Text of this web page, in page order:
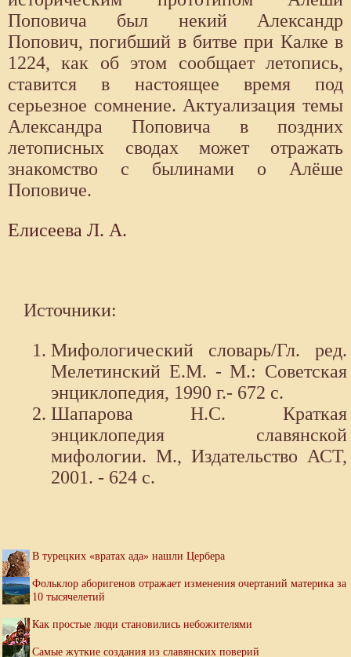
Поповича был некий Александр
Попович, погибший в битве при Калке в
1224, как об этом сообщает летопись,
ставится в настоящее время под
серьезное сомнение. Актуализация темы
Александра Поповича в поздних
летописных сводах может отражать
знакомство с былинами о Алёше
Поповиче.
Елисеева Л. А.
Источники:
Мифологический словарь/Гл. ред.
Мелетинский Е.М. - М.: Советская
энциклопедия, 1990 г.- 672 с.
Шапарова Н.С. Краткая
энциклопедия славянской
мифологии. М., Издательство АСТ,
2001. - 624 с.
В турецких «вратах ада» нашли Цербера
Фольклор аборигенов отражает изменения очертаний материка за
10 тысячелетий
Как простые люди становились небожителями
Самые жуткие создания из славянских поверий